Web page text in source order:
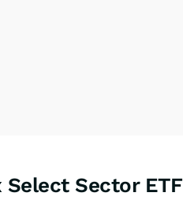
Select Sector ETF